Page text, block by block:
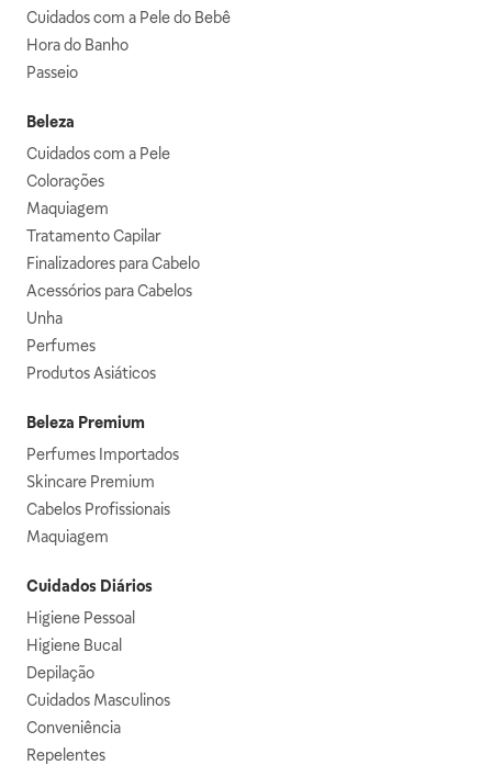
Cuidados com a Pele do Bebê
Hora do Banho
Passeio
Beleza
Cuidados com a Pele
Colorações
Maquiagem
Tratamento Capilar
Finalizadores para Cabelo
Acessórios para Cabelos
Unha
Perfumes
Produtos Asiáticos
Beleza Premium
Perfumes Importados
Skincare Premium
Cabelos Profissionais
Maquiagem
Cuidados Diários
Higiene Pessoal
Higiene Bucal
Depilação
Cuidados Masculinos
Conveniência
Repelentes